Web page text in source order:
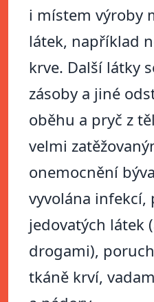
i místem výroby
látek, například
krve. Další látky
zásoby a jiné
oběhu a pryč z
velmi
onemocnění
vyvolána infekcí,
jedovatých látek
drogami),
tkáně krví,